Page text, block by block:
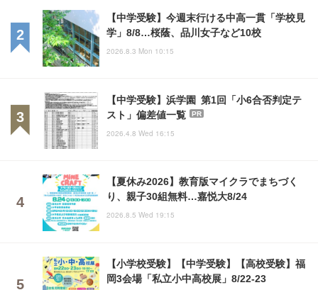
【中学受験】今週末行ける中高一貫「学校見
学」8/8…桜蔭、品川女子など10校
2026.8.3 Mon 10:15
【中学受験】浜学園 第1回「小6合否判定テ
スト」偏差値一覧
PR
2026.4.8 Wed 16:15
【夏休み2026】教育版マイクラでまちづく
り、親子30組無料…嘉悦大8/24
2026.8.5 Wed 19:15
【小学校受験】【中学受験】【高校受験】福
岡3会場「私立小中高校展」8/22-23